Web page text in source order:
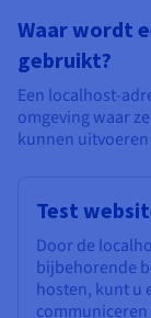
Waar wordt
gebruikt?
Een localhost-
omgeving waar
kunnen
Test
Door de
bijbehorende
hosten, kunt u